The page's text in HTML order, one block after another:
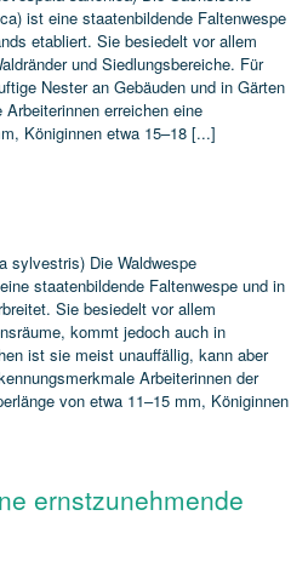
ist eine staatenbildende Faltenwespe
etabliert. Sie besiedelt vor allem
und Siedlungsbereiche. Für
Nester an Gebäuden und in Gärten
erreichen eine
Königinnen etwa 15–18 [...]
sylvestris) Die Waldwespe
staatenbildende Faltenwespe und in
Sie besiedelt vor allem
kommt jedoch auch in
ist sie meist unauffällig, kann aber
Arbeiterinnen der
von etwa 11–15 mm, Königinnen
ernstzunehmende